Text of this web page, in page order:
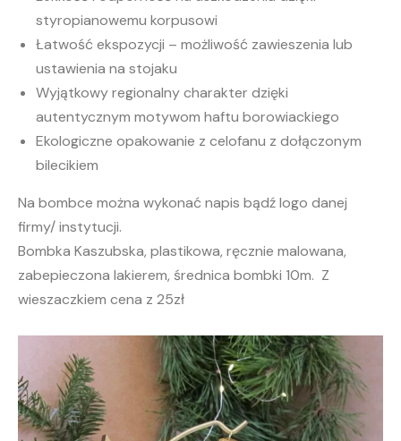
styropianowemu korpusowi
Łatwość ekspozycji – możliwość zawieszenia lub
ustawienia na stojaku
Wyjątkowy regionalny charakter dzięki
autentycznym motywom haftu borowiackiego
Ekologiczne opakowanie z celofanu z dołączonym
bilecikiem
Na bombce można wykonać napis bądź logo danej
firmy/ instytucji.
Bombka Kaszubska, plastikowa, ręcznie malowana,
zabepieczona lakierem, średnica bombki 10m. Z
wieszaczkiem cena z 25zł